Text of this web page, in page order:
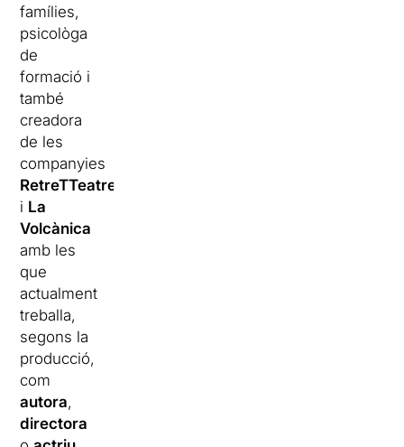
famílies,
psicològa
de
formació i
també
creadora
de les
companyies
RetreTTeatre
i La
Volcànica
amb les
que
actualment
treballa,
segons la
producció,
com
autora,
directora